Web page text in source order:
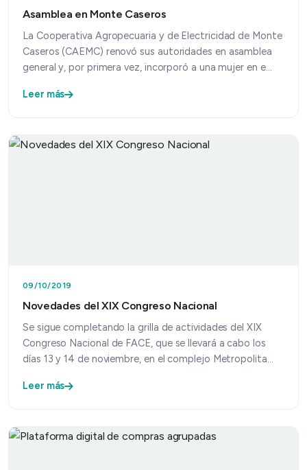
Asamblea en Monte Caseros
La Cooperativa Agropecuaria y de Electricidad de Monte
Caseros (CAEMC) renovó sus autoridades en asamblea
general y, por primera vez, incorporó a una mujer en e…
Leer más
09/10/2019
Novedades del XIX Congreso Nacional
Se sigue completando la grilla de actividades del XIX
Congreso Nacional de FACE, que se llevará a cabo los
días 13 y 14 de noviembre, en el complejo Metropolita…
Leer más